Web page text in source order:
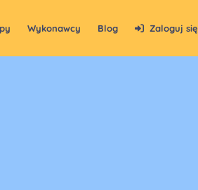
Wykonawcy Blog Zaloguj się